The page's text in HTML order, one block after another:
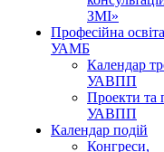
ЗМІ»
Професійна
УАМБ
Календар
УАВПП
Проекти та
УАВПП
Календар подій
Конгреси,